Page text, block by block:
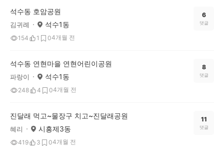
석수동 호암공원
김귀례 석수1동
154 1 04개월 전
6
댓글
석수동 연현마을 연현어린이공원
파랑이 석수1동
248 4 04개월 전
8
댓글
진달래 먹고~물장구 치고~진달래공원
혜리 시흥제3동
419 3 04개월 전
11
댓글